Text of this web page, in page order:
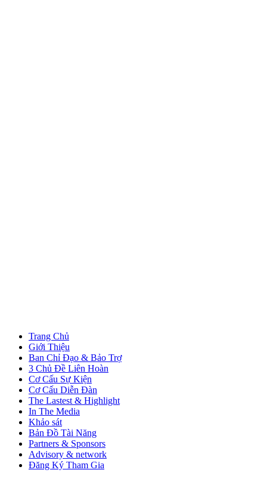
Trang Chủ
Giới Thiệu
Ban Chỉ Đạo & Bảo Trợ
3 Chủ Đề Liên Hoàn
Cơ Cấu Sự Kiện
Cơ Cấu Diễn Đàn
The Lastest & Highlight
In The Media
Khảo sát
Bản Đồ Tài Năng
Partners & Sponsors
Advisory & network
Đăng Ký Tham Gia